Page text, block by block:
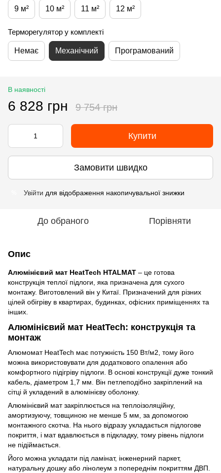
9 м² 10 м² 11 м² 12 м²
Терморегулятор у комплекті
Немає Механічний Програмований
В наявності
6 828 грн 9 754 грн
Купити
Замовити швидко
Увійти для відображення накопичувальної знижки
До обраного Порівняти
Опис
Алюмінієвий мат HeatTech HTALMAT – це готова
конструкція теплої підлоги, яка призначена для сухого
монтажу. Виготовлений він у Китаї. Призначений для різних
цілей обігріву в квартирах, будинках, офісних приміщеннях та
інших.
Алюмінієвий мат HeatTech: конструкція та
монтаж
Алюмомат HeatTech має потужність 150 Вт/м2, тому його
можна використовувати для додаткового опалення або
комфортного підігріву підлоги. В основі конструкції дуже тонкий
кабель, діаметром 1,7 мм. Він петлеподібно закріплений на
сітці й укладений в алюмінієву оболонку.
Алюмінієвий мат закріплюється на теплоізоляційну,
амортизуючу, товщиною не менше 5 мм, за допомогою
монтажного скотча. На нього відразу укладається підлогове
покриття, і мат вдавлюється в підкладку, тому рівень підлоги
не підіймається.
Його можна укладати під ламінат, інженерний паркет,
натуральну дошку або лінолеум з попереднім покриттям ДВП.